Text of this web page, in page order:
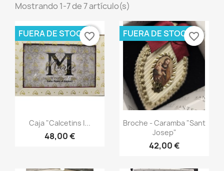
Mostrando 1-7 de 7 artículo(s)
Vista rápida
Caja "Calcetins I...
48,00 €
FUERA DE STOCKfavorite_border
Vista rápida
Broche - Caramba "Sant
Josep"
42,00 €
FUERA DE STOCKfavorite_border